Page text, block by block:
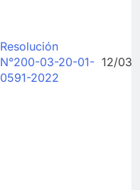
Resolución
N°200-03-20-01-
0591-2022
12/03/